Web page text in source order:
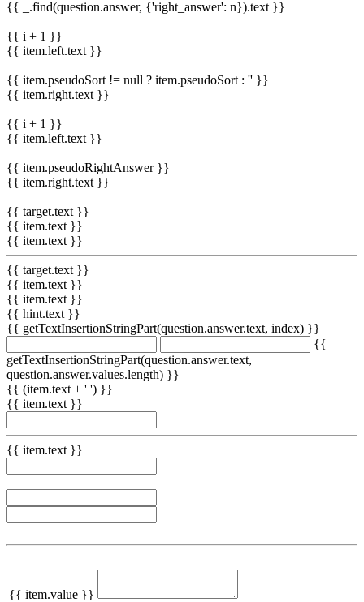
{{ _.find(question.answer, {'right_answer': n}).text }}
{{ i + 1 }}
{{ item.left.text }}
{{ item.pseudoSort != null ? item.pseudoSort : '' }}
{{ item.right.text }}
{{ i + 1 }}
{{ item.left.text }}
{{ item.pseudoRightAnswer }}
{{ item.right.text }}
{{ target.text }}
{{ item.text }}
{{ item.text }}
{{ target.text }}
{{ item.text }}
{{ item.text }}
{{ hint.text }}
{{ getTextInsertionStringPart(question.answer.text, index) }}
{{
getTextInsertionStringPart(question.answer.text,
question.answer.values.length) }}
{{ (item.text + ' ') }}
{{ item.text }}
{{ item.text }}
{{ item.value }}